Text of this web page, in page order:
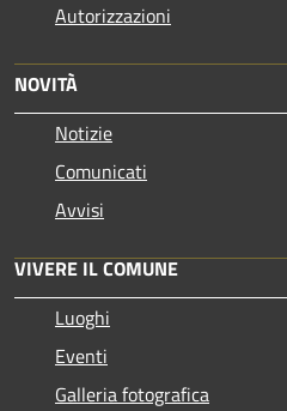
Autorizzazioni
NOVITÀ
Notizie
Comunicati
Avvisi
VIVERE IL COMUNE
Luoghi
Eventi
Galleria fotografica